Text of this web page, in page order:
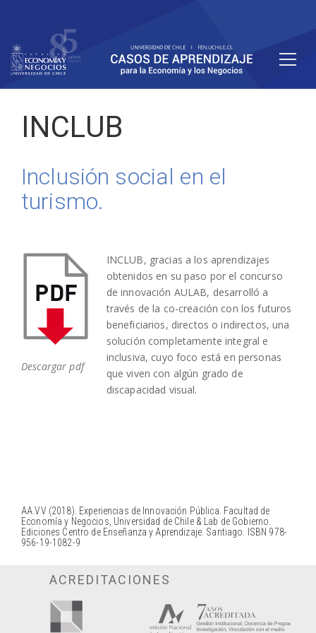
INCLUB
Inclusión social en el
turismo.
Descargar pdf
INCLUB, gracias a los aprendizajes
obtenidos en su paso por el concurso
de innovación AULAB, desarrolló a
través de la co-creación con los futuros
beneficiarios, directos o indirectos, una
solución completamente integral e
inclusiva, cuyo foco está en personas
que viven con algún grado de
discapacidad visual.
AA.VV (2018). Experiencias de Innovación Pública. Facultad de
Economía y Negocios, Universidad de Chile & Lab de Gobierno.
Ediciones Centro de Enseñanza y Aprendizaje. Santiago. ISBN 978-
956-19-1082-9
ACREDITACIONES